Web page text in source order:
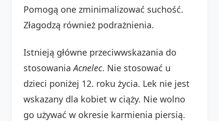
Pomogą one zminimalizować suchość.
Złagodzą również podrażnienia.
Istnieją główne przeciwwskazania do
stosowaniaAcnelec. Nie stosować u
dzieci poniżej 12. roku życia. Lek nie jest
wskazany dla kobiet w ciąży. Nie wolno
go używać w okresie karmienia piersią.